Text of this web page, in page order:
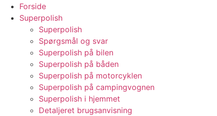
Forside
Superpolish
Superpolish
Spørgsmål og svar
Superpolish på bilen
Superpolish på båden
Superpolish på motorcyklen
Superpolish på campingvognen
Superpolish i hjemmet
Detaljeret brugsanvisning